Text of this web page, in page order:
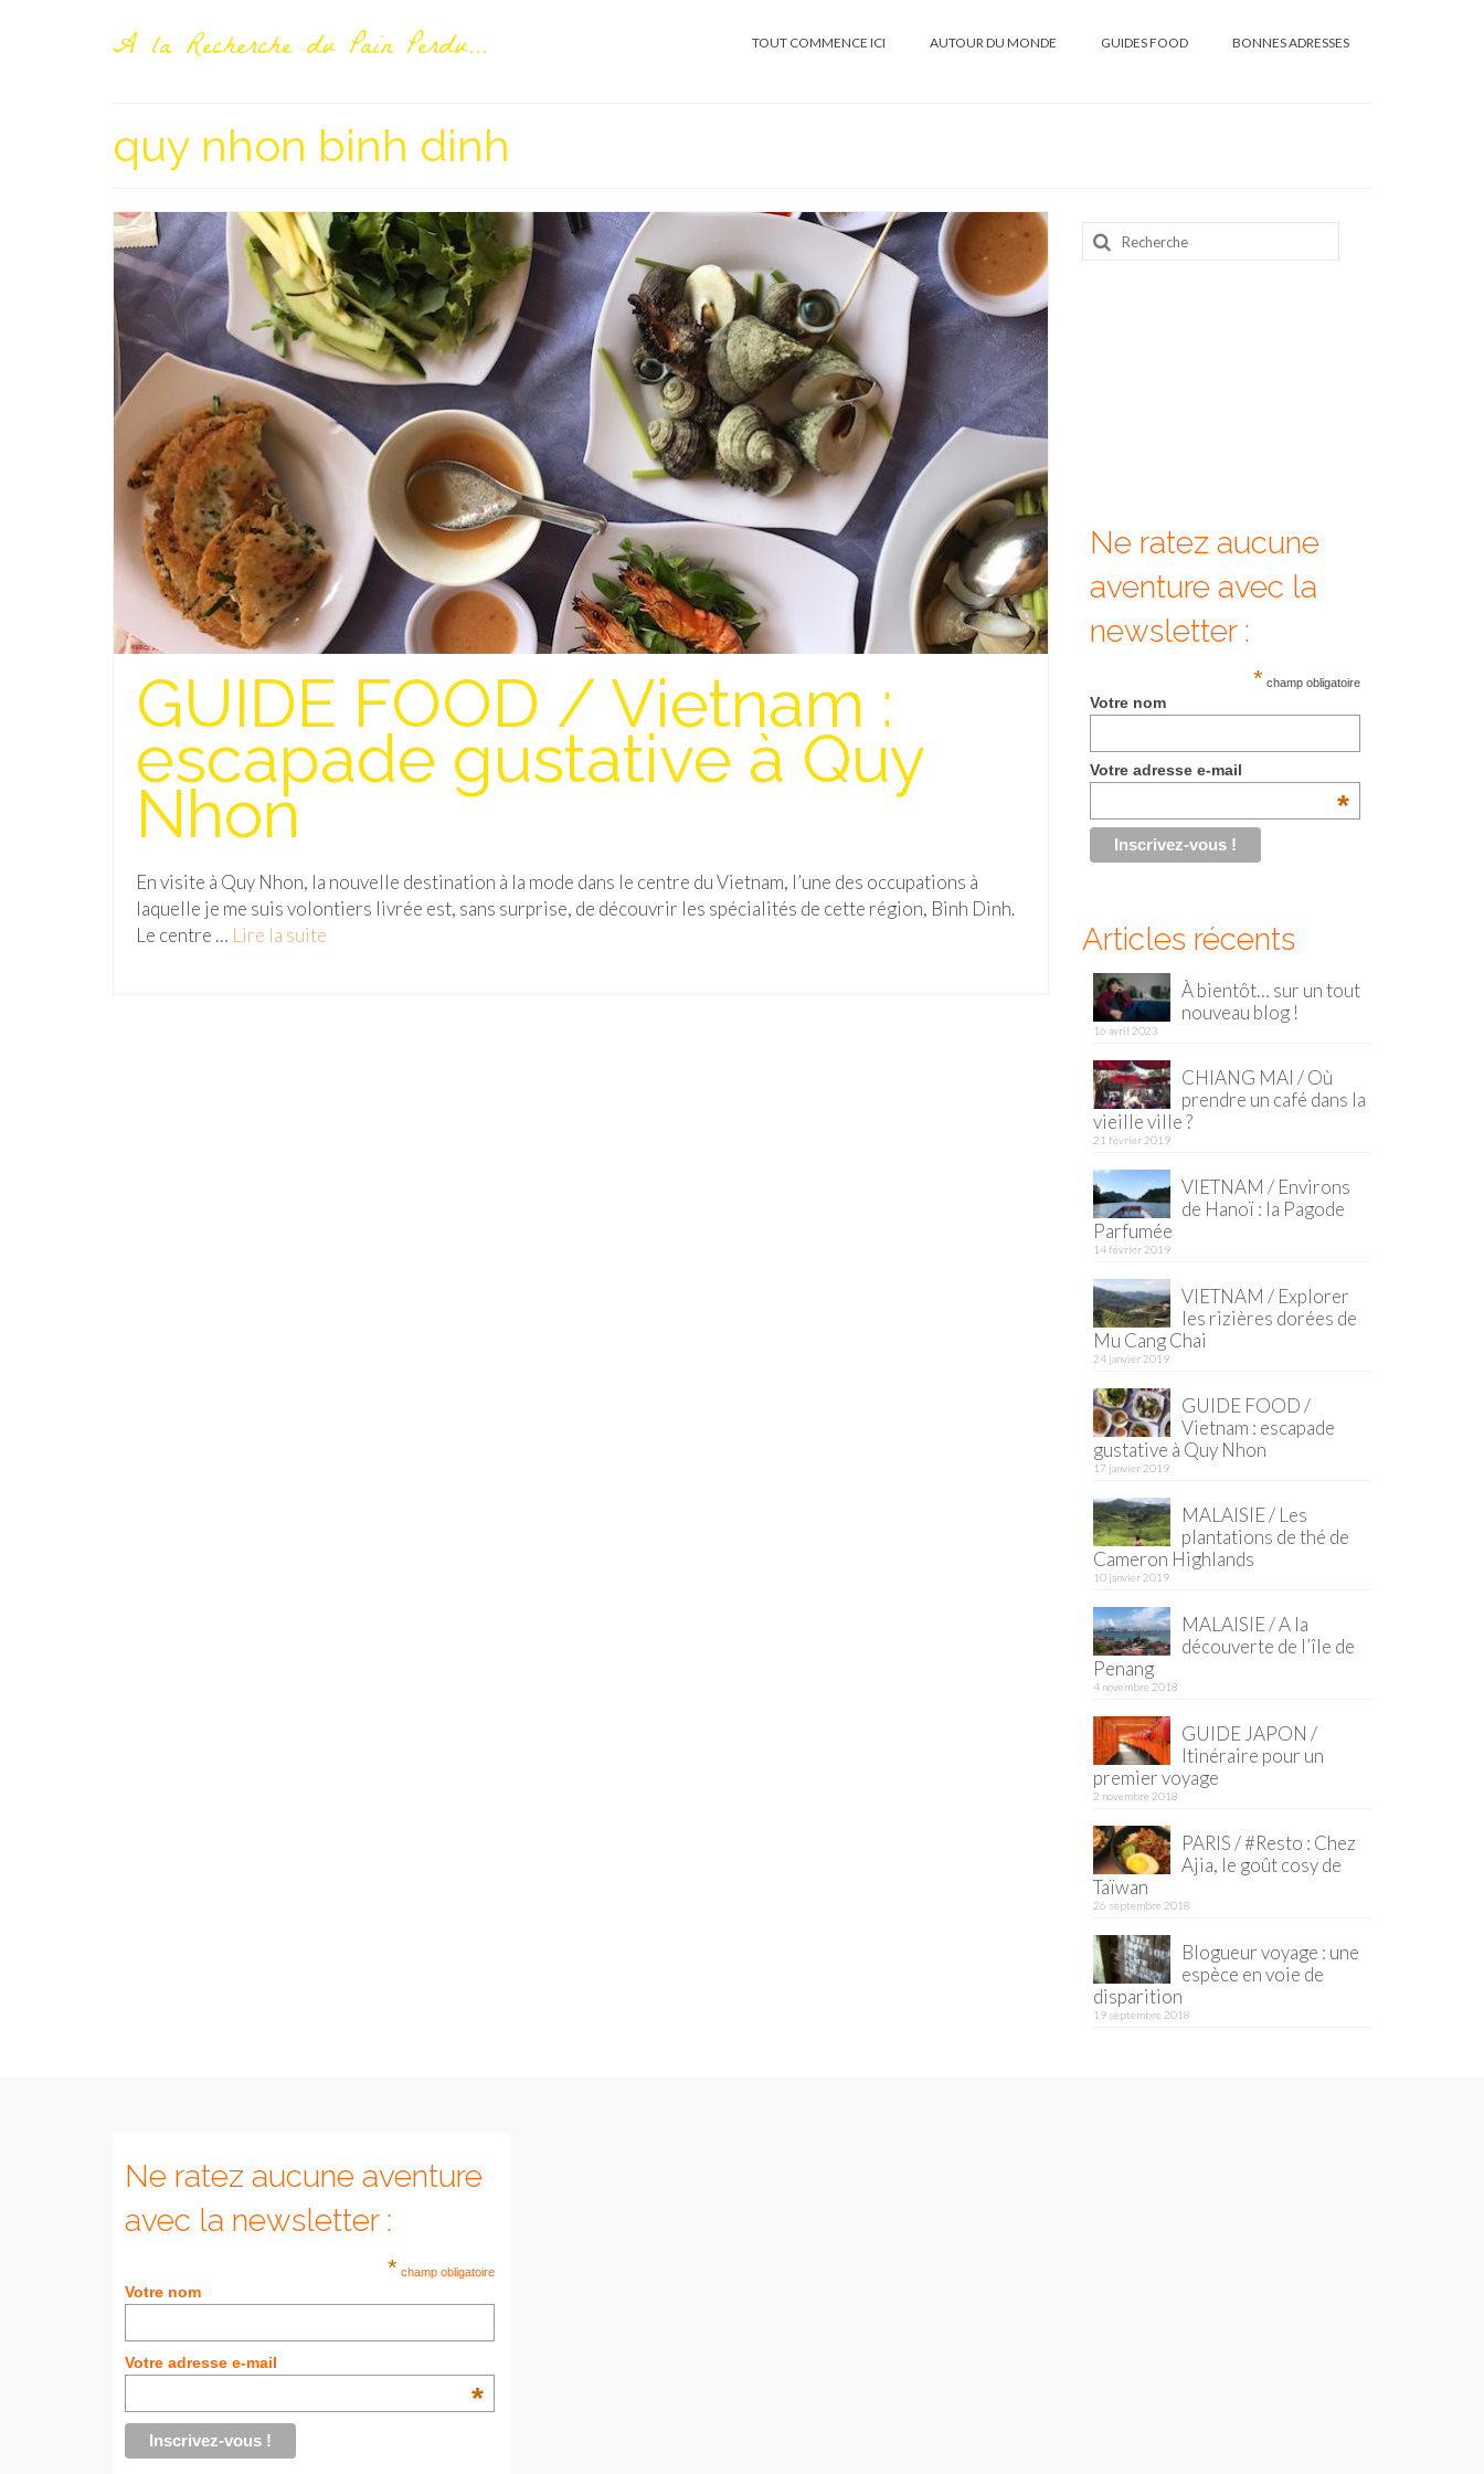
A la Recherche du Pain Perdu... TOUT COMMENCE ICI AUTOUR DU MONDE GUIDES FOOD BONNES ADRESSES
quy nhon binh dinh
GUIDE FOOD / Vietnam :
escapade gustative à Quy
Nhon
En visite à Quy Nhon, la nouvelle destination à la mode dans le centre du Vietnam, l’une des occupations à
laquelle je me suis volontiers livrée est, sans surprise, de découvrir les spécialités de cette région, Binh Dinh.
Le centre … Lire la suite­­
Rechercher
:
Ne ratez aucune
aventure avec la
newsletter :
* champ obligatoire
Votre nom
Votre adresse e-mail
*
Articles récents
À bientôt… sur un tout
nouveau blog !
16 avril 2023
CHIANG MAI / Où
prendre un café dans la
vieille ville ?
21 février 2019
VIETNAM / Environs
de Hanoï : la Pagode
Parfumée
14 février 2019
VIETNAM / Explorer
les rizières dorées de
Mu Cang Chai
24 janvier 2019
GUIDE FOOD /
Vietnam : escapade
gustative à Quy Nhon
17 janvier 2019
MALAISIE / Les
plantations de thé de
Cameron Highlands
10 janvier 2019
MALAISIE / A la
découverte de l’île de
Penang
4 novembre 2018
GUIDE JAPON /
Itinéraire pour un
premier voyage
2 novembre 2018
PARIS / #Resto : Chez
Ajia, le goût cosy de
Taïwan
26 septembre 2018
Blogueur voyage : une
espèce en voie de
disparition
19 septembre 2018
Ne ratez aucune aventure
avec la newsletter :
* champ obligatoire
Votre nom
Votre adresse e-mail
*